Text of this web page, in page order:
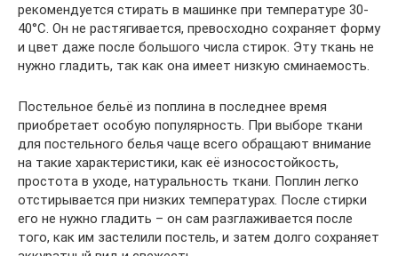
рекомендуется стирать в машинке при температуре 30-
40°C. Он не растягивается, превосходно сохраняет форму
и цвет даже после большого числа стирок. Эту ткань не
нужно гладить, так как она имеет низкую сминаемость.
Постельное бельё из поплина в последнее время
приобретает особую популярность. При выборе ткани
для постельного белья чаще всего обращают внимание
на такие характеристики, как её износостойкость,
простота в уходе, натуральность ткани. Поплин легко
отстирывается при низких температурах. После стирки
его не нужно гладить – он сам разглаживается после
того, как им застелили постель, и затем долго сохраняет